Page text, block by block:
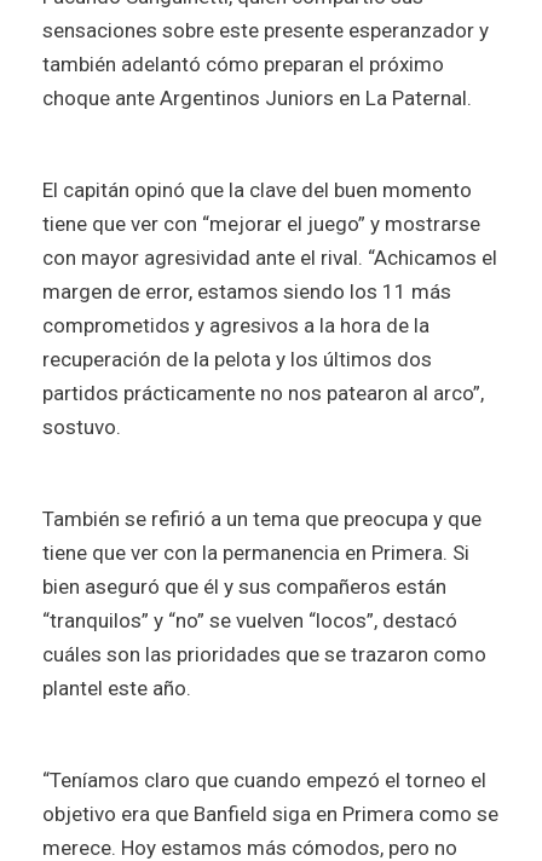
sensaciones sobre este presente esperanzador y
también adelantó cómo preparan el próximo
choque ante Argentinos Juniors en La Paternal.
El capitán opinó que la clave del buen momento
tiene que ver con “mejorar el juego” y mostrarse
con mayor agresividad ante el rival. “Achicamos el
margen de error, estamos siendo los 11 más
comprometidos y agresivos a la hora de la
recuperación de la pelota y los últimos dos
partidos prácticamente no nos patearon al arco”,
sostuvo.
También se refirió a un tema que preocupa y que
tiene que ver con la permanencia en Primera. Si
bien aseguró que él y sus compañeros están
“tranquilos” y “no” se vuelven “locos”, destacó
cuáles son las prioridades que se trazaron como
plantel este año.
“Teníamos claro que cuando empezó el torneo el
objetivo era que Banfield siga en Primera como se
merece. Hoy estamos más cómodos, pero no